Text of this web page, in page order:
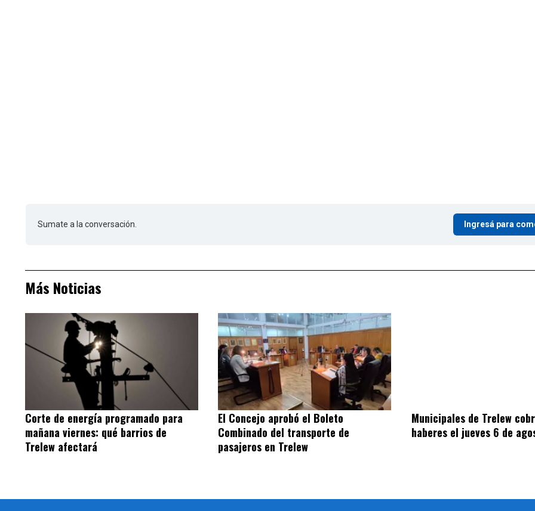
Sumate a la conversación. Ingresá para
Más Noticias
Corte de energía programado para
mañana viernes: qué barrios de
Trelew afectará
El Concejo aprobó el Boleto
Combinado del transporte de
pasajeros en Trelew
Municipales de Trelew
haberes el jueves 6 de